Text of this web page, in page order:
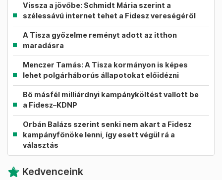
Vissza a jövőbe: Schmidt Mária szerint a
szélessávú internet tehet a Fidesz vereségéről
A Tisza győzelme reményt adott az itthon
maradásra
Menczer Tamás: A Tisza kormányon is képes
lehet polgárháborús állapotokat előidézni
Bő másfél milliárdnyi kampányköltést vallott be
a Fidesz–KDNP
Orbán Balázs szerint senki nem akart a Fidesz
kampányfőnöke lenni, így esett végül rá a
választás
Kedvenceink